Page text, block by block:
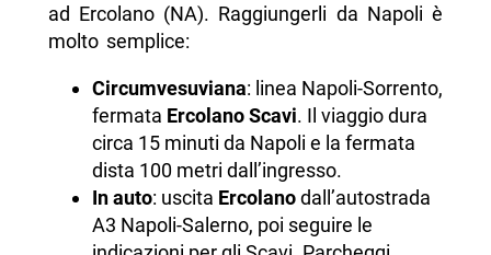
ad Ercolano (NA). Raggiungerli da Napoli è
molto semplice:
Circumvesuviana: linea Napoli-Sorrento,
fermata Ercolano Scavi. Il viaggio dura
circa 15 minuti da Napoli e la fermata
dista 100 metri dall’ingresso.
In auto: uscita Ercolanodall’autostrada
A3 Napoli-Salerno, poi seguire le